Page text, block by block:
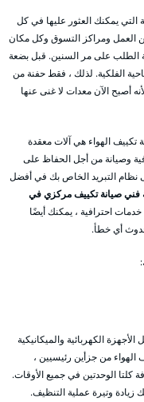
التي يمكنك العثور عليها في كل
العمل ومراكز التسوق وكل مكان
الطلب على مر السنين. قبل بضعة
الفلكية. لذلك ، فقط حفنة من
أصبح الآن معدات لا غنى عنها
تكييف الهواء هي آلات معقدة
وصيانة من أجل الحفاظ على
نظام التبريد الخاص بك في أفضل
فني صيانة تكييف مركزي في
احترافية ، يمكنك أيضًا
أي خطأ.
الكهربائية والميكانيكية
الهواء من جزأين رئيسيين ،
كلتا الوحدتين في جميع الأوقات.
وتيرة عملية التنظيف.